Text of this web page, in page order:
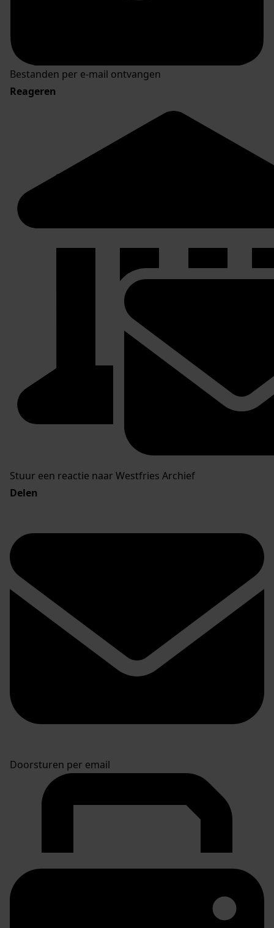
Bestanden per e-mail ontvangen
Reageren
Stuur een reactie naar Westfries Archief
Delen
Doorsturen per email